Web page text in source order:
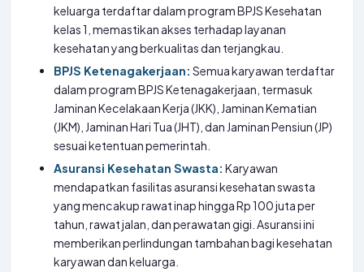
keluarga terdaftar dalam program BPJS Kesehatan
kelas 1, memastikan akses terhadap layanan
kesehatan yang berkualitas dan terjangkau.
BPJS Ketenagakerjaan: Semua karyawan terdaftar
dalam program BPJS Ketenagakerjaan, termasuk
Jaminan Kecelakaan Kerja (JKK), Jaminan Kematian
(JKM), Jaminan Hari Tua (JHT), dan Jaminan Pensiun (JP)
sesuai ketentuan pemerintah.
Asuransi Kesehatan Swasta: Karyawan
mendapatkan fasilitas asuransi kesehatan swasta
yang mencakup rawat inap hingga Rp 100 juta per
tahun, rawat jalan, dan perawatan gigi. Asuransi ini
memberikan perlindungan tambahan bagi kesehatan
karyawan dan keluarga.